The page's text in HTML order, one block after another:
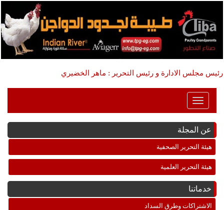
رئيس مجلس الادارة و رئيس التحرير : ماهر الخضيري
Toggle
Navigation
عن المجلة
هيئة التحرير الصحفية
هيئة التحرير العلمية
خدماتنا
الاشتراكات وطرق السداد